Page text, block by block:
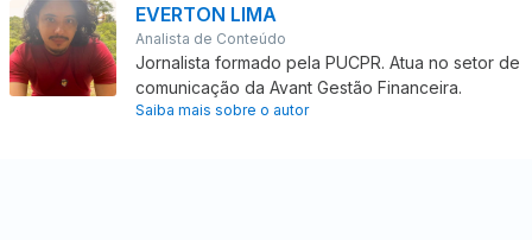
EVERTON LIMA
Analista de Conteúdo
Jornalista formado pela PUCPR. Atua no setor de
comunicação da Avant Gestão Financeira.
Saiba mais sobre o autor